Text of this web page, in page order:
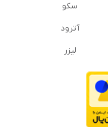
سکو
آترود
لیزر